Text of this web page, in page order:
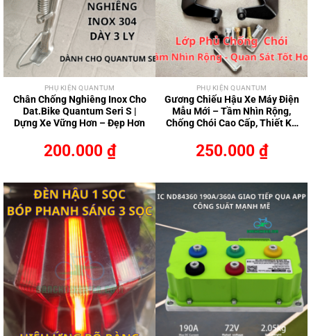
PHỤ KIỆN QUANTUM
Chân Chống Nghiêng Inox Cho
Dat.Bike Quantum Seri S |
Dựng Xe Vững Hơn – Đẹp Hơn
200.000 ₫
PHỤ KIỆN QUANTUM
Gương Chiếu Hậu Xe Máy Điện
Mẫu Mới – Tầm Nhìn Rộng,
Chống Chói Cao Cấp, Thiết Kế
250.000 ₫